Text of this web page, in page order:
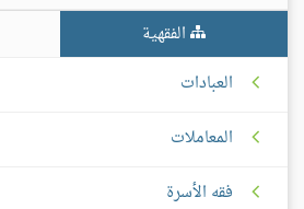
الفقهية
العبادات
المعاملات
فقه الأسرة